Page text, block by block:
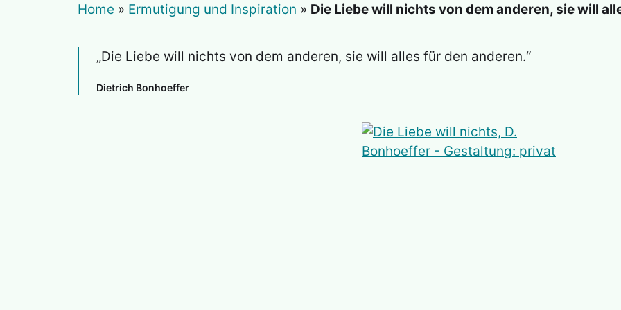
Home » Ermutigung und Inspiration » Die Liebe will nichts von dem anderen, sie will
„Die Liebe will nichts von dem anderen, sie will alles für den anderen.“
Dietrich Bonhoeffer